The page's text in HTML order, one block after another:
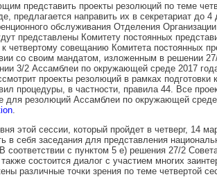
представить проекты резолюций по теме
предлагается направить их в секретариат до 4
обслуживания Отделения
представлены Комитету постоянных
к четвертому совещанию Комитета постоянных
со своим мандатом, изложенным в решении
3/2 Ассамблеи по окружающей среде 2017
проекты резолюций в рамках подготовки
процедуры, в частности, правила 44. Все
для резолюций Ассамблеи по окружающей среде
.
этой сессии, который пройдет в четверг, 14
в себя заседания для представления
соответствии с пунктом 5 е) решения 27/2
состоится диалог с участием многих
различные точки зрения по теме четвертой